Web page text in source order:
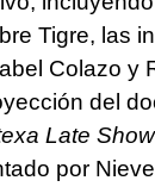
Tigre, las
Colazo y
del
Late Show
por